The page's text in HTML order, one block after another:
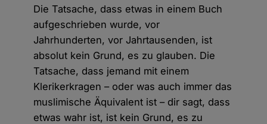
Die Tatsache, dass etwas in einem Buch
aufgeschrieben wurde, vor
Jahrhunderten, vor Jahrtausenden, ist
absolut kein Grund, es zu glauben. Die
Tatsache, dass jemand mit einem
Klerikerkragen – oder was auch immer das
muslimische Äquivalent ist – dir sagt, dass
etwas wahr ist, ist kein Grund, es zu